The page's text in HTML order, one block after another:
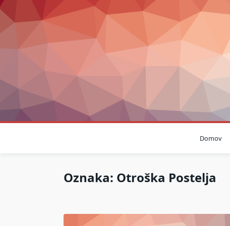
Skip
to
content
Domov
Oznaka: Otroška Postelja